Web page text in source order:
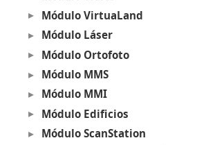
Módulo VirtuaLand
Módulo Láser
Módulo Ortofoto
Módulo MMS
Módulo MMI
Módulo Edificios
Módulo ScanStation